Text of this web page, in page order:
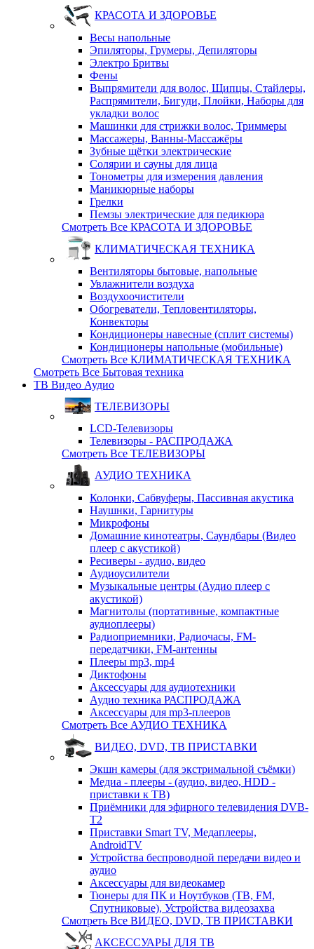
КРАСОТА И ЗДОРОВЬЕ
Весы напольные
Эпиляторы, Грумеры, Депиляторы
Электро Бритвы
Фены
Выпрямители для волос, Щипцы, Стайлеры,
Распрямители, Бигуди, Плойки, Наборы для
укладки волос
Машинки для стрижки волос, Триммеры
Массажеры, Ванны-Массажёры
Зубные щётки электрические
Солярии и сауны для лица
Тонометры для измерения давления
Маникюрные наборы
Грелки
Пемзы электрические для педикюра
Смотреть Все КРАСОТА И ЗДОРОВЬЕ
КЛИМАТИЧЕСКАЯ ТЕХНИКА
Вентиляторы бытовые, напольные
Увлажнители воздуха
Воздухоочистители
Обогреватели, Тепловентиляторы,
Конвекторы
Кондиционеры навесные (сплит системы)
Кондиционеры напольные (мобильные)
Смотреть Все КЛИМАТИЧЕСКАЯ ТЕХНИКА
Смотреть Все Бытовая техника
ТВ Видео Аудио
ТЕЛЕВИЗОРЫ
LCD-Телевизоры
Телевизоры - РАСПРОДАЖА
Смотреть Все ТЕЛЕВИЗОРЫ
АУДИО ТЕХНИКА
Колонки, Сабвуферы, Пассивная акустика
Наушнки, Гарнитуры
Микрофоны
Домашние кинотеатры, Саундбары (Видео
плеер с акустикой)
Ресиверы - аудио, видео
Аудиоусилители
Музыкальные центры (Аудио плеер с
акустикой)
Магнитолы (портативные, компактные
аудиоплееры)
Радиоприемники, Радиочасы, FM-
передатчики, FM-антенны
Плееры mp3, mp4
Диктофоны
Аксессуары для аудиотехники
Аудио техника РАСПРОДАЖА
Аксессуары для mp3-плееров
Смотреть Все АУДИО ТЕХНИКА
ВИДЕО, DVD, ТВ ПРИСТАВКИ
Экшн камеры (для экстримальной съёмки)
Медиа - плееры - (аудио, видео, HDD -
приставки к ТВ)
Приёмники для эфирного телевидения DVB-
T2
Приставки Smart TV, Медаплееры,
AndroidTV
Устройства беспроводной передачи видео и
аудио
Аксессуары для видеокамер
Тюнеры для ПК и Ноутбуков (ТВ, FM,
Спутниковые), Устройства видеозахва
Смотреть Все ВИДЕО, DVD, ТВ ПРИСТАВКИ
АКСЕССУАРЫ ДЛЯ ТВ